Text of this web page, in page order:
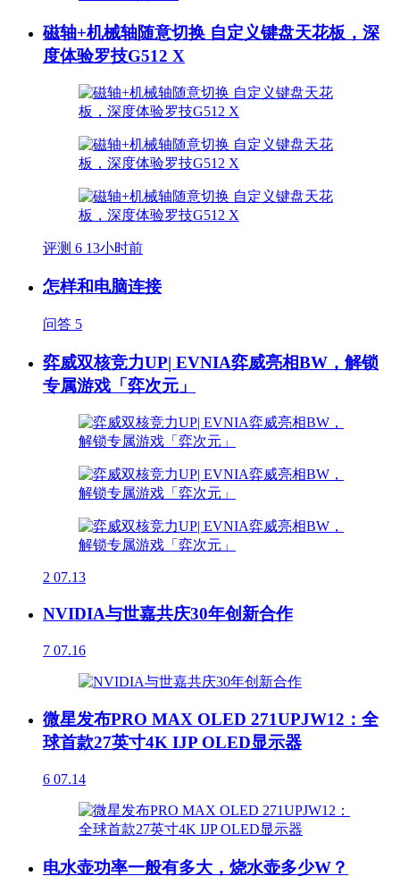
磁轴+机械轴随意切换 自定义键盘天花板，深
度体验罗技G512 X
评测 6 13小时前
怎样和电脑连接
问答 5
弈威双核竞力UP| EVNIA弈威亮相BW，解锁
专属游戏「弈次元」
2 07.13
NVIDIA与世嘉共庆30年创新合作
7 07.16
微星发布PRO MAX OLED 271UPJW12：全
球首款27英寸4K IJP OLED显示器
6 07.14
电水壶功率一般有多大，烧水壶多少W？